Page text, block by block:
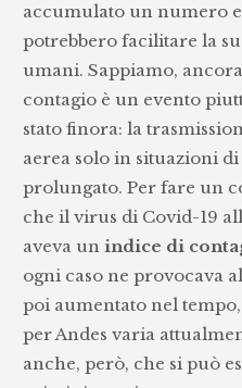
accumulato un numero
potrebbero facilitare la
umani. Sappiamo,
contagio è un evento
stato finora: la
aerea solo in situazioni
prolungato. Per fare un
che il virus di Covid-19
aveva unindice di
ogni caso ne provocava
poi aumentato nel
per Andes varia
anche, però, che si può